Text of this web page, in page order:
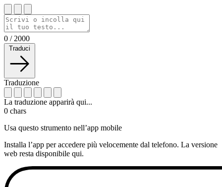
0 / 2000
Traduci
Traduzione
La traduzione apparirà qui...
0 chars
Usa questo strumento nell’app mobile
Installa l’app per accedere più velocemente dal telefono. La versione
web resta disponibile qui.